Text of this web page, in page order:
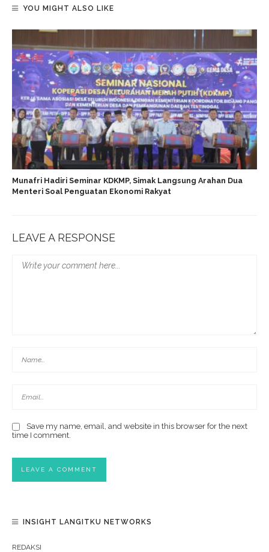
YOU MIGHT ALSO LIKE
Munafri Hadiri Seminar KDKMP, Simak Langsung Arahan Dua
Menteri Soal Penguatan Ekonomi Rakyat
LEAVE A RESPONSE
Save my name, email, and website in this browser for the next
time I comment.
INSIGHT LANGITKU NETWORKS
REDAKSI